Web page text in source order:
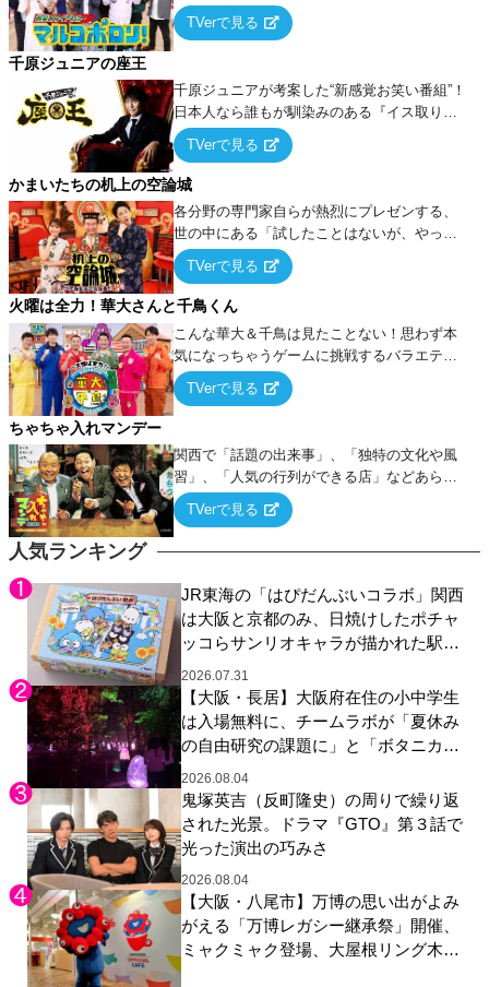
人気ランキング
JR東海の「はぴだんぶいコラボ」関西
は大阪と京都のみ、日焼けしたポチャ
ッコらサンリオキャラが描かれた駅弁
やグッズが登場
2026.07.31
【大阪・長居】大阪府在住の小中学生
は入場無料に、チームラボが「夏休み
の自由研究の課題に」と「ボタニカル
ガーデン 大阪」へ招待
2026.08.04
鬼塚英吉（反町隆史）の周りで繰り返
された光景。ドラマ『GTO』第３話で
光った演出の巧みさ
2026.08.04
【大阪・八尾市】万博の思い出がよみ
がえる「万博レガシー継承祭」開催、
ミャクミャク登場、大屋根リング木材
展示も
出でて、新たなオモシロ人間を発掘する！
TVerで見る
千原ジュニアの座王
千原ジュニアが考案した“新感覚お笑い番組”！
日本人なら誰もが馴染みのある『イス取りゲ
ーム』をベースに、大喜利・ギャグ・モノボ
ケ・歌…など様々なお題で芸人がショートネ
タを競い合う！
TVerで見る
かまいたちの机上の空論城
各分野の専門家自らが熱烈にプレゼンする、
世の中にある「試したことはないが、やって
みたらこうなる！…ハズ」という“机上の空
論”に若手芸人らがカラダを張って挑む！
TVerで見る
火曜は全力！華大さんと千鳥くん
こんな華大＆千鳥は見たことない！思わず本
気になっちゃうゲームに挑戦するバラエティ
ー！
TVerで見る
ちゃちゃ入れマンデー
関西で「話題の出来事」、「独特の文化や風
習」、「人気の行列ができる店」などあらゆ
るテーマについて好き放題にちゃちゃを入れ
ていく関西色を前面に押し出したトークバラ
TVerで見る